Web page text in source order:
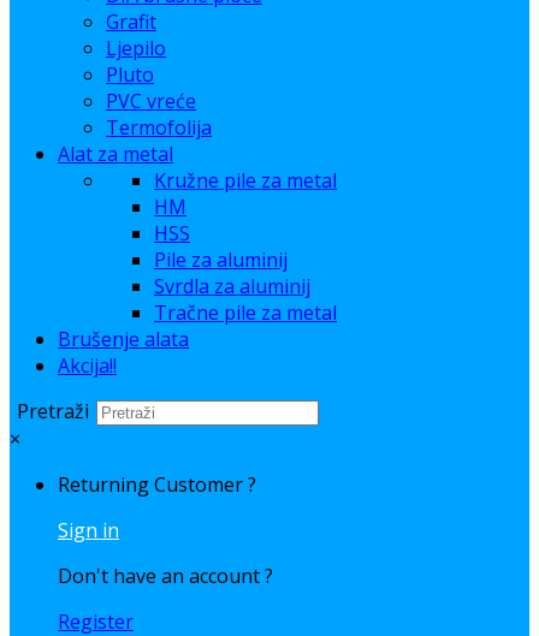
Grafit
Ljepilo
Pluto
PVC vreće
Termofolija
Alat za metal
Kružne pile za metal
HM
HSS
Pile za aluminij
Svrdla za aluminij
Tračne pile za metal
Brušenje alata
Akcija!!
Pretraži
×
Returning Customer ?
Sign in
Don't have an account ?
Register